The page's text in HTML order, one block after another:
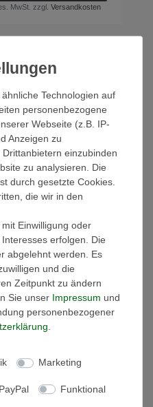
MwSt. zzgl.Versandkosten
den Warenkorb
MwSt. zzgl.Versandkosten
BALI Beautycase
072303-30
44,96 € *
den Warenkorb
MwSt.zzgl.Versandkosten
Technologien auf
personenbezogene
Webseite (z.B. IP-
Anzeigen zu
einzubinden
zu analysieren. Die
durch gesetzte Cookies.
die wir in den
Einwilligung oder
erfolgen. Die
abgelehnt werden. Es
und die
Zeitpunkt zu ändern
Sie unser Impressum und
personenbezogener
Marketing
PayPal Funktional